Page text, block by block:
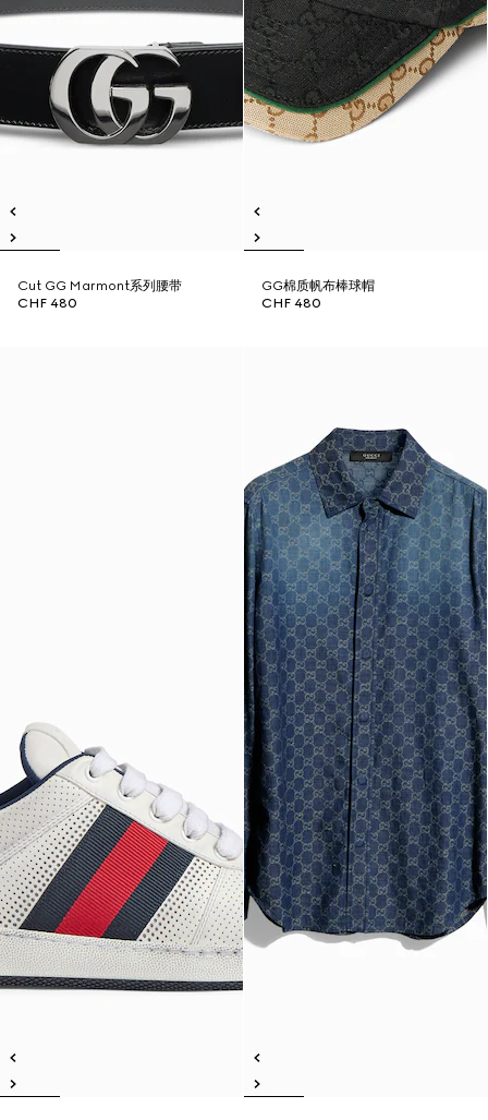
Cut GG Marmont系列腰带
CHF 480
GG棉质帆布棒球帽
CHF 480